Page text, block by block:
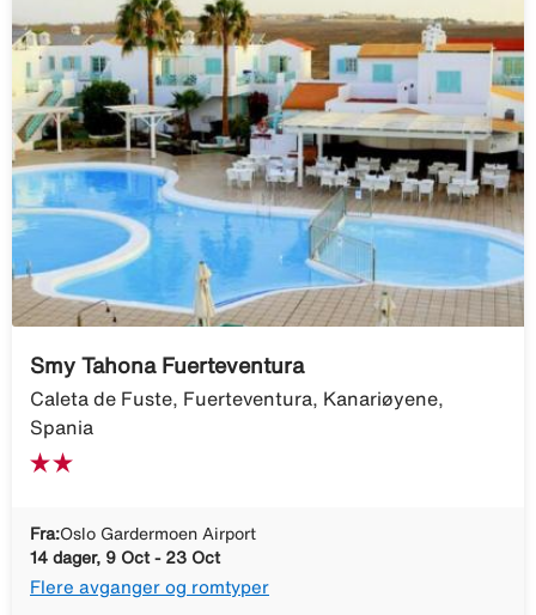
Smy Tahona Fuerteventura
Caleta de Fuste, Fuerteventura, Kanariøyene,
Spania
Fra:Oslo Gardermoen Airport
14 dager, 9 Oct - 23 Oct
Flere avganger og romtyper